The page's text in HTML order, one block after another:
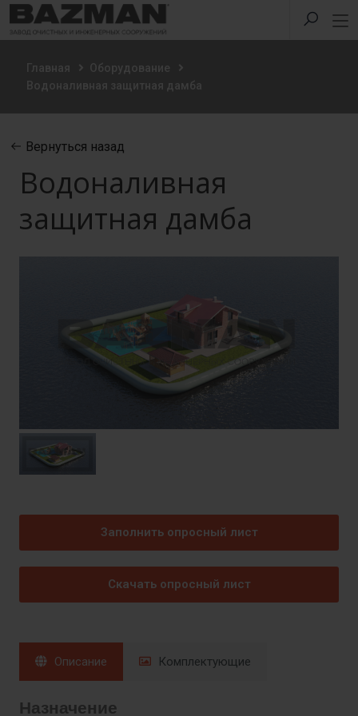
Главная
Оборудование
Водоналивная защитная дамба
Вернуться назад
Водоналивная
защитная дамба
Заполнить опросный лист
Скачать опросный лист
Описание Комплектующие
Назначение